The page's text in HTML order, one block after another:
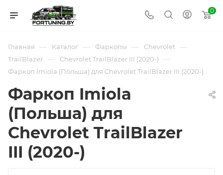
0
Главная — Каталог — Фаркопы — Chevrolet —
TrailBlazer — Chevrolet TrailBlazer III (2020-) —
Фаркоп Imiola (Польша) для Chevrolet TrailBlazer III (2020-)
Фаркоп Imiola
(Польша) для
Chevrolet TrailBlazer
III (2020-)